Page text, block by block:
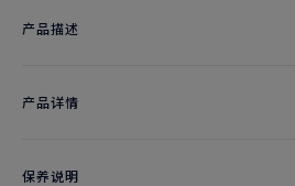
产品描述
产品详情
保养说明